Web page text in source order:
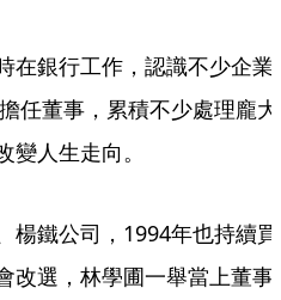
在銀行工作，認識不少企業
任董事，累積不少處理龐大
人生走向。
楊鐵公司，1994年也持續買
改選，林學圃一舉當上董事